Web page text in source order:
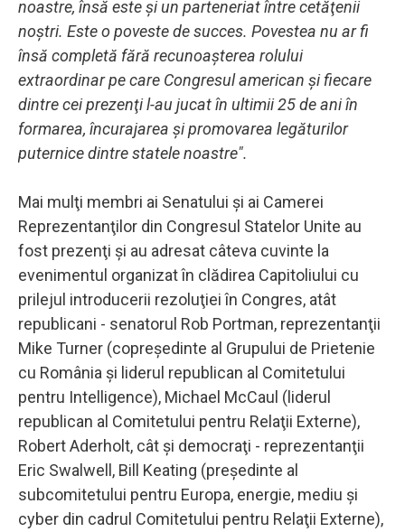
noastre, însă este şi un parteneriat între cetăţenii
noştri. Este o poveste de succes. Povestea nu ar fi
însă completă fără recunoaşterea rolului
extraordinar pe care Congresul american şi fiecare
dintre cei prezenţi l-au jucat în ultimii 25 de ani în
formarea, încurajarea şi promovarea legăturilor
puternice dintre statele noastre".
Mai mulţi membri ai Senatului şi ai Camerei
Reprezentanţilor din Congresul Statelor Unite au
fost prezenţi şi au adresat câteva cuvinte la
evenimentul organizat în clădirea Capitoliului cu
prilejul introducerii rezoluţiei în Congres, atât
republicani - senatorul Rob Portman, reprezentanţii
Mike Turner (copreşedinte al Grupului de Prietenie
cu România şi liderul republican al Comitetului
pentru Intelligence), Michael McCaul (liderul
republican al Comitetului pentru Relaţii Externe),
Robert Aderholt, cât şi democraţi - reprezentanţii
Eric Swalwell, Bill Keating (preşedinte al
subcomitetului pentru Europa, energie, mediu şi
cyber din cadrul Comitetului pentru Relaţii Externe),